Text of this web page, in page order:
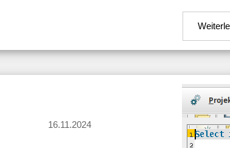
16.11.2024